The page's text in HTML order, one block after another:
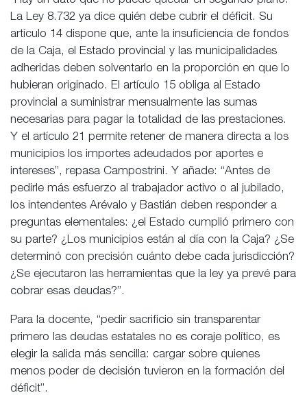
La Ley 8.732 ya dice quién debe cubrir el déficit. Su
artículo 14 dispone que, ante la insuficiencia de fondos
de la Caja, el Estado provincial y las municipalidades
adheridas deben solventarlo en la proporción en que lo
hubieran originado. El artículo 15 obliga al Estado
provincial a suministrar mensualmente las sumas
necesarias para pagar la totalidad de las prestaciones.
Y el artículo 21 permite retener de manera directa a los
municipios los importes adeudados por aportes e
intereses”, repasa Campostrini. Y añade: “Antes de
pedirle más esfuerzo al trabajador activo o al jubilado,
los intendentes Arévalo y Bastián deben responder a
preguntas elementales: ¿el Estado cumplió primero con
su parte? ¿Los municipios están al día con la Caja? ¿Se
determinó con precisión cuánto debe cada jurisdicción?
¿Se ejecutaron las herramientas que la ley ya prevé para
cobrar esas deudas?”.
Para la docente, “pedir sacrificio sin transparentar
primero las deudas estatales no es coraje político, es
elegir la salida más sencilla: cargar sobre quienes
menos poder de decisión tuvieron en la formación del
déficit”.